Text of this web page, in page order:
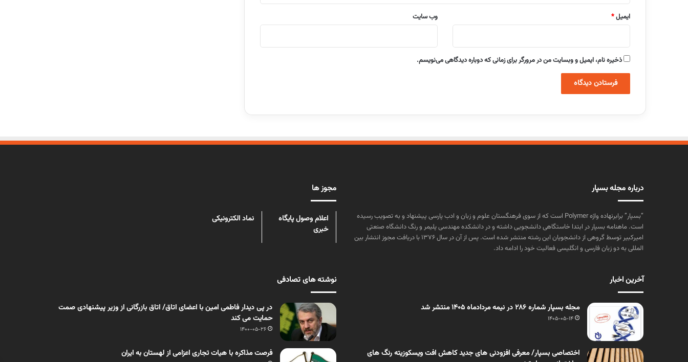
ایمیل* وب‌ سایت
ذخیره نام، ایمیل و وبسایت من در مرورگر برای زمانی که دوباره دیدگاهی می‌نویسم.
درباره مجله بسپار
“بسپار” برابرنهاده واژه Polymer است که از سوی فرهنگستان علوم و زبان و ادب پارسی پیشنهاد و به تصویب رسیده
است. ماهنامه بسپار در ابتدا خاستگاهی دانشجویی داشته و در دانشکده مهندسی پلیمر و رنگ دانشگاه صنعتی
امیرکبیر توسط گروهی از دانشجویان این رشته منتشر شده است. پس از آن در سال ۱۳۷۶ با دریافت مجوز انتشار بین
المللی به دو زبان فارسی و انگلیسی فعالیت خود را ادامه داد.
مجوز ها
اعلام وصول پایگاه
خبری
نماد الکترونیکی
آخرین اخبار
مجله بسپار شماره 286 در نیمه مردادماه 1405 منتشر شد
1405-05-14
اختصاصی بسپار/ معرفی افزودنی های جدید کاهش افت ویسکوزیته رنگ های
نوشته های تصادفی
در پی دیدار فاطمی امین با اعضای اتاق/ اتاق بازرگانی از وزیر پیشنهادی صمت
حمایت می کند
1400-05-26
فرصت مذاکره با هیات تجاری اعزامی از لهستان به ایران